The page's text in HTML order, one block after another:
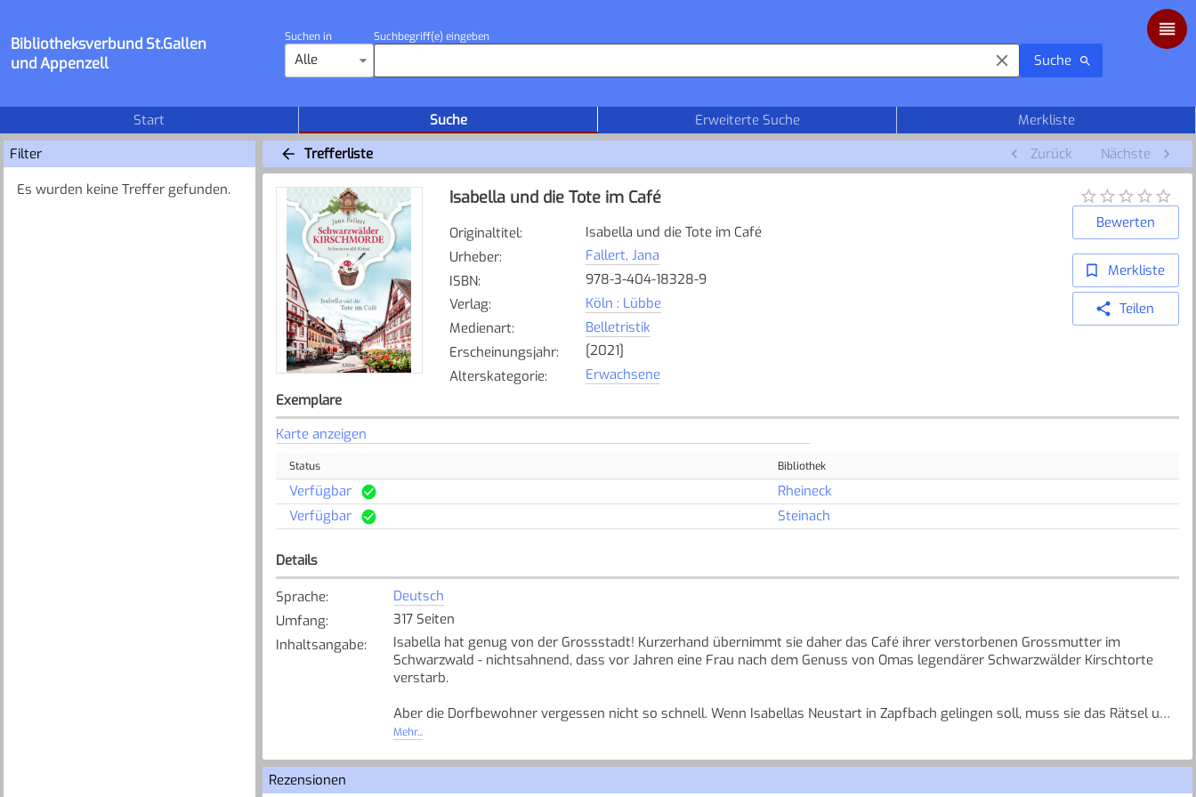
Bibliotheksverbund St.Gallen
und Appenzell
Suchen in
Alle
Suchbegriff(e) eingeben
Suche
Start Suche Erweiterte Suche
Merkliste
Filter
Es wurden keine Treffer gefunden.
Trefferliste Zurück Nächste
Isabella und die Tote im Café
Originaltitel:
Isabella und die Tote im Café
Urheber:
Fallert, Jana
ISBN:
978-3-404-18328-9
Verlag:
Köln : Lübbe
Medienart:
Belletristik
Erscheinungsjahr:
[2021]
Alterskategorie: Erwachsene
Bewerten
Merkliste
Teilen
Exemplare
Karte anzeigen
Status Bibliothek
Verfügbar
Rheineck
Verfügbar
Steinach
Details
Sprache:
Deutsch
Umfang:
317 Seiten
Inhaltsangabe:
Isabella hat genug von der Grossstadt! Kurzerhand übernimmt sie daher das Café ihrer verstorbenen Grossmutter im
Schwarzwald - nichtsahnend, dass vor Jahren eine Frau nach dem Genuss von Omas legendärer Schwarzwälder Kirschtorte
verstarb.
Aber die Dorfbewohner vergessen nicht so schnell. Wenn Isabellas Neustart in Zapfbach gelingen soll, muss sie das Rätsel um
die tödliche Torte lösen. Doch ausgerechnet bei der Café-Eröffnung ereignet sich eine neue Katastrophe ...
Mehr...
Rezensionen